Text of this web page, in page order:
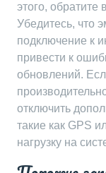
этого, обратите
Убедитесь, что
подключение к
привести к
обновлений.
отключить
такие как GPS
нагрузку на